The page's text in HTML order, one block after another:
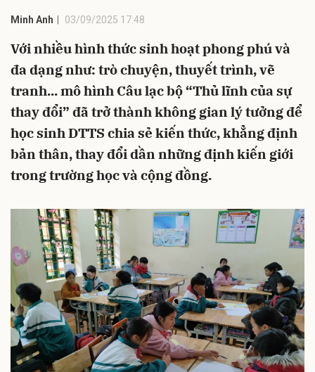
Minh Anh 03/09/2025 17:48
Với nhiều hình thức sinh hoạt phong phú và
đa dạng như: trò chuyện, thuyết trình, vẽ
tranh... mô hình Câu lạc bộ “Thủ lĩnh của sự
thay đổi” đã trở thành không gian lý tưởng để
học sinh DTTS chia sẻ kiến thức, khẳng định
bản thân, thay đổi dần những định kiến giới
trong trường học và cộng đồng.